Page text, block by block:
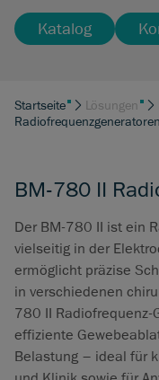
Katalog
Startseite Lösungen
Radiofrequenzgeneratoren
BM-780 II
Der BM-780 II ist ein
vielseitig in der
ermöglicht präzise
in verschiedenen
780 II
effiziente
Belastung – ideal für